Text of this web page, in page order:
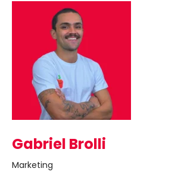
Gabriel Brolli
Marketing